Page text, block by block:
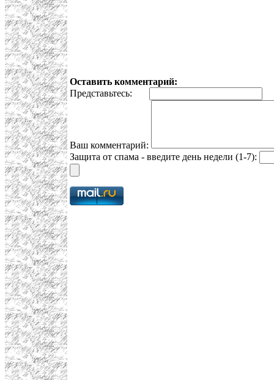
Оставить комментарий:
Представьтесь:
Ваш комментарий:
Защита от спама - введите день недели (1-7):